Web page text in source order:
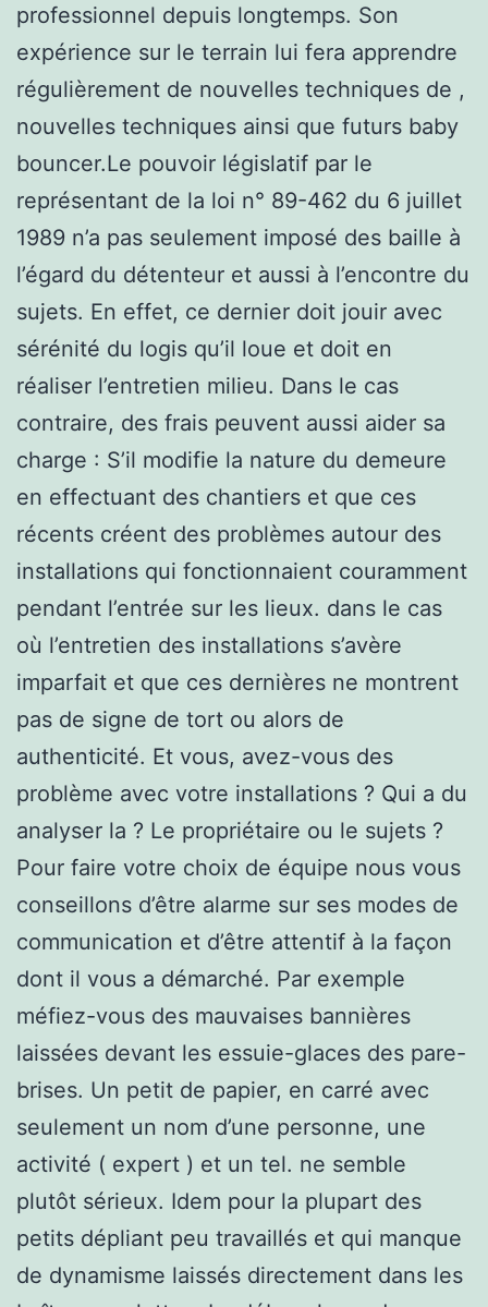
professionnel depuis longtemps. Son
expérience sur le terrain lui fera apprendre
régulièrement de nouvelles techniques de ,
nouvelles techniques ainsi que futurs baby
bouncer.Le pouvoir législatif par le
représentant de la loi n° 89-462 du 6 juillet
1989 n’a pas seulement imposé des baille à
l’égard du détenteur et aussi à l’encontre du
sujets. En effet, ce dernier doit jouir avec
sérénité du logis qu’il loue et doit en
réaliser l’entretien milieu. Dans le cas
contraire, des frais peuvent aussi aider sa
charge : S’il modifie la nature du demeure
en effectuant des chantiers et que ces
récents créent des problèmes autour des
installations qui fonctionnaient couramment
pendant l’entrée sur les lieux. dans le cas
où l’entretien des installations s’avère
imparfait et que ces dernières ne montrent
pas de signe de tort ou alors de
authenticité. Et vous, avez-vous des
problème avec votre installations ? Qui a du
analyser la ? Le propriétaire ou le sujets ?
Pour faire votre choix de équipe nous vous
conseillons d’être alarme sur ses modes de
communication et d’être attentif à la façon
dont il vous a démarché. Par exemple
méfiez-vous des mauvaises bannières
laissées devant les essuie-glaces des pare-
brises. Un petit de papier, en carré avec
seulement un nom d’une personne, une
activité ( expert ) et un tel. ne semble
plutôt sérieux. Idem pour la plupart des
petits dépliant peu travaillés et qui manque
de dynamisme laissés directement dans les